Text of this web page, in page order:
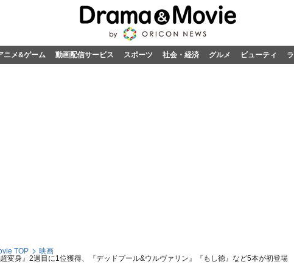
ニメ&ゲーム 動画配信サービス スポーツ 社会・経済 グルメ ビューティ
TOP
映画
変身』2週目に1位獲得、『デッドプール&ウルヴァリン』『もし徳』など5本が初登場